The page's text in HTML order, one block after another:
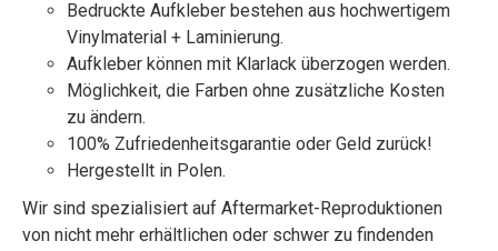
Bedruckte Aufkleber bestehen aus hochwertigem
Vinylmaterial + Laminierung.
Aufkleber können mit Klarlack überzogen werden.
Möglichkeit, die Farben ohne zusätzliche Kosten
zu ändern.
100% Zufriedenheitsgarantie oder Geld zurück!
Hergestellt in Polen.
Wir sind spezialisiert auf Aftermarket-Reproduktionen
von nicht mehr erhältlichen oder schwer zu findenden